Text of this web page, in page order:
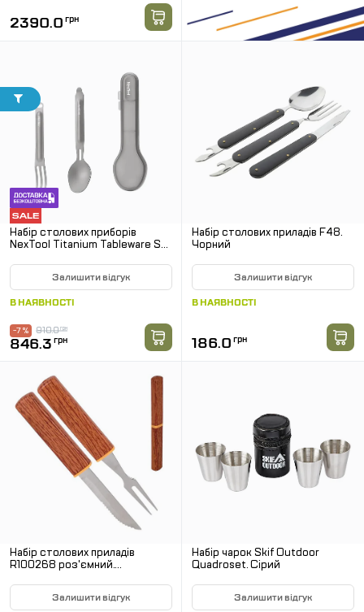
2390.0 грн
Набір столових приборів
NexTool Titanium Tableware Set
Залишити відгук
В НАЯВНОСТІ
910.0грн
-7 %
846.3 грн
Набір столових приладів F48.
Чорний
Залишити відгук
В НАЯВНОСТІ
186.0 грн
Набір столових приладів
R100268 роз'ємний.
Залишити відгук
Набір чарок Skif Outdoor
Quadroset. Сірий
Залишити відгук